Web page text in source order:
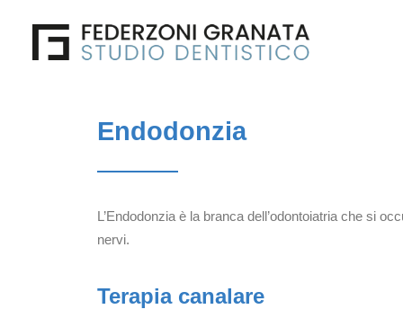
Endodonzia
L’Endodonzia è la branca dell’odontoiatria che si
nervi.
Terapia canalare